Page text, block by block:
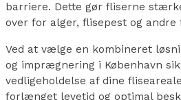
barriere. Dette gør fliserne
over for alger, flisepest og andre
Ved at vælge en kombineret
og imprægnering i København
vedligeholdelse af dine
forlænget levetid og optimal